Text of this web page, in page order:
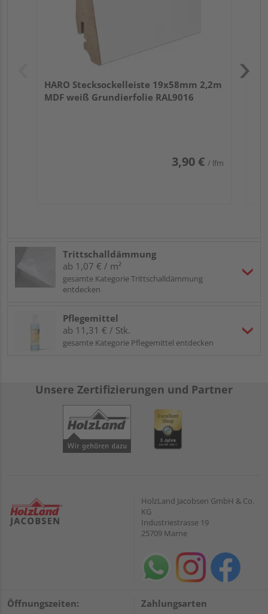
HARO Stecksockelleiste 19x58mm 2,2m
MDF weiß Grundierfolie RAL9016
3,90 € / lfm
Trittschalldämmung
ab 1,07 € / m²
gesamte Kategorie Trittschalldämmung
entdecken
Pflegemittel
ab 11,31 € / Stk.
gesamte Kategorie Pflegemittel entdecken
Unsere Zertifizierungen und Partner
HolzLand Jacobsen GmbH & Co.
KG
Industriestrasse 19
25709 Marne
Öffnungszeiten: Zahlungsarten